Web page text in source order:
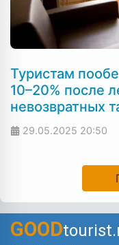
Туристам
10–20% после
невозвратных
29.05.2025 20:50
GOOD